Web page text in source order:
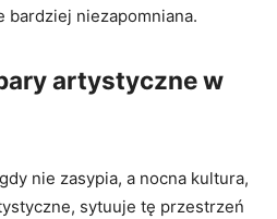
bardziej niezapomniana.
artystyczne w
nie zasypia, a nocna kultura,
sytuuje tę przestrzeń